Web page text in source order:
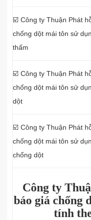
☑️ Công ty Thuận Phát
chống dột mái tôn sử
thấm
☑️ Công ty Thuận Phát
chống dột mái tôn sử
dột
☑️ Công ty Thuận Phát
chống dột mái tôn sử
chống dột
Công ty
báo giá chống
tính